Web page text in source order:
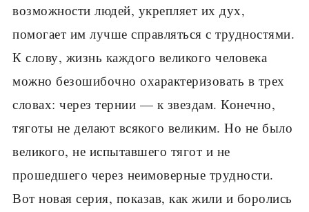
возможности людей, укрепляет их дух,
помогает им лучше справляться с трудностями.
К слову, жизнь каждого великого человека
можно безошибочно охарактеризовать в трех
словах: через тернии — к звездам. Конечно,
тяготы не делают всякого великим. Но не было
великого, не испытавшего тягот и не
прошедшего через неимоверные трудности.
Вот новая серия, показав, как жили и боролись